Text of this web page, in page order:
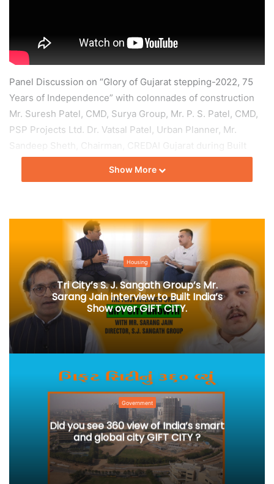
Panel Discussion on “Glory of Gujarat stepping-2022, 75
Years of Independence” with colonnades of construction
Mr. Suresh Patel, CMD, Surya Group, Mr. P. S. Patel, CMD,
PSP Projects Ltd. Dr. Vatsal Patel, Urban Planner, Mr.
Sandeep Sheth, Chairman, CREDAI Gujarat during Built
India Magazine Event.
Show More
Housing
Tri City’s S. J. Sangath Group’s Mr.
Sarang Jain interview to Built India’s
Show over GIFT CITY.
Government
Did you see 360 view of India’s smart
and global city GIFT CITY ?